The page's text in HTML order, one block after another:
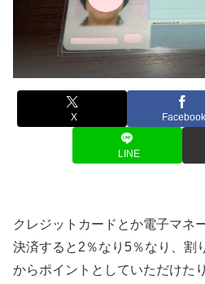
X Facebook
LINE
クレジットカードとか電子マネ
決済すると2％なり5％なり、割
からポイントとしていただけた